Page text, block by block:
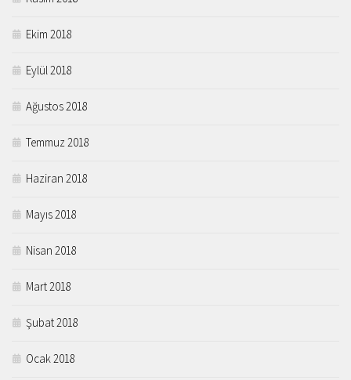
Ekim 2018
Eylül 2018
Ağustos 2018
Temmuz 2018
Haziran 2018
Mayıs 2018
Nisan 2018
Mart 2018
Şubat 2018
Ocak 2018